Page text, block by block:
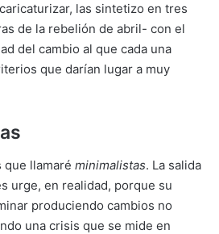
las sintetizo en tres
de la rebelión de abril- con el
del cambio al que cada una
que darían lugar a muy
que llamaré minimalistas. La salida
urge, en realidad, porque su
produciendo cambios no
una crisis que se mide en